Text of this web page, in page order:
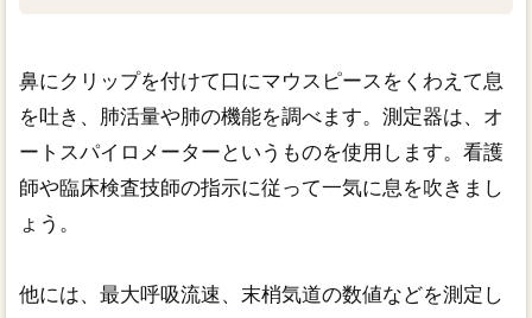
鼻にクリップを付けて口にマウスピースをくわえて息
を吐き、肺活量や肺の機能を調べます。測定器は、オ
ートスパイロメーターというものを使用します。看護
師や臨床検査技師の指示に従って一気に息を吹きまし
ょう。
他には、最大呼吸流速、末梢気道の数値などを測定し